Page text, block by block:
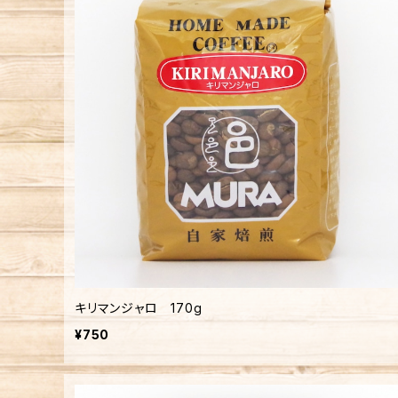
キリマンジャロ 170g
¥750